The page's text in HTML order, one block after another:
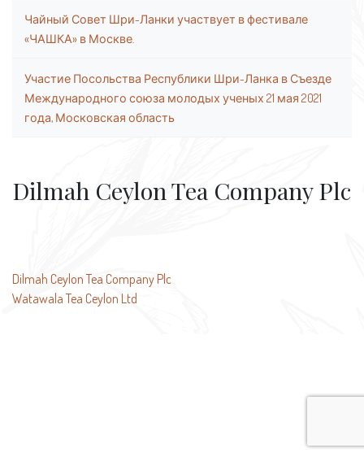
Чайный Совет Шри-Ланки участвует в фестивале
«ЧАШКА» в Москве.
Участие Посольства Республики Шри-Ланка в Съезде
Международного союза молодых ученых 21 мая 2021
года, Московская область
Dilmah Ceylon Tea Company Plc
Навигация
по
Dilmah Ceylon Tea Company Plc
Watawala Tea Ceylon Ltd